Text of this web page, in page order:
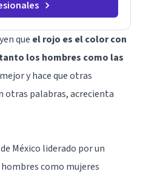
que el rojo es el color con
los hombres como las
y hace que otras
otras palabras, acrecienta
México liderado por un
como mujeres